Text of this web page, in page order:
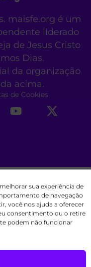
sua experiência de
de navegação
você nos ajuda a oferecer
consentimento ou o retire
podem não funcionar
maisfe.org é um
liderado
de Jesus Cristo
Dias.
da organização
acima.
de Cookies